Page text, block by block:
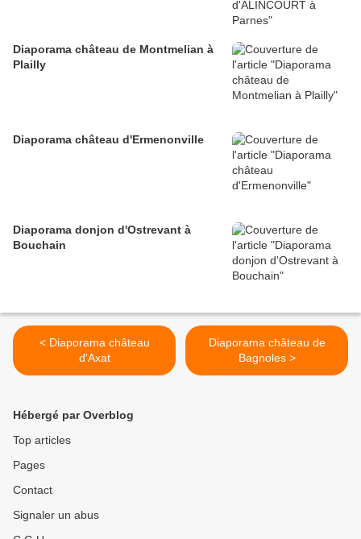
Diaporama château de Montmelian à
Plailly
Diaporama château d'Ermenonville
Diaporama donjon d'Ostrevant à
Bouchain
< Diaporama château
d'Axat
Diaporama château de
Bagnoles >
Hébergé par Overblog
Top articles
Pages
Contact
Signaler un abus